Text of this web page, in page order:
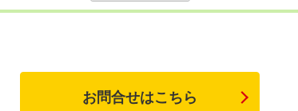
お問合せはこちら